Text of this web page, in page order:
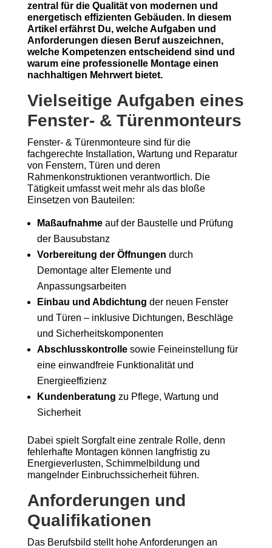
zentral für die Qualität von modernen und
energetisch effizienten Gebäuden. In diesem
Artikel erfährst Du, welche Aufgaben und
Anforderungen diesen Beruf auszeichnen,
welche Kompetenzen entscheidend sind und
warum eine professionelle Montage einen
nachhaltigen Mehrwert bietet.
Vielseitige Aufgaben eines
Fenster- & Türenmonteurs
Fenster- & Türenmonteure sind für die
fachgerechte Installation, Wartung und Reparatur
von Fenstern, Türen und deren
Rahmenkonstruktionen verantwortlich. Die
Tätigkeit umfasst weit mehr als das bloße
Einsetzen von Bauteilen:
Maßaufnahmeauf der Baustelle und Prüfung
der Bausubstanz
Vorbereitung der Öffnungen durch
Demontage alter Elemente und
Anpassungsarbeiten
Einbau und Abdichtung der neuen Fenster
und Türen – inklusive Dichtungen, Beschläge
und Sicherheitskomponenten
Abschlusskontrollesowie Feineinstellung für
eine einwandfreie Funktionalität und
Energieeffizienz
Kundenberatung zu Pflege, Wartung und
Sicherheit
Dabei spielt Sorgfalt eine zentrale Rolle, denn
fehlerhafte Montagen können langfristig zu
Energieverlusten, Schimmelbildung und
mangelnder Einbruchssicherheit führen.
Anforderungen und
Qualifikationen
Das Berufsbild stellt hohe Anforderungen an